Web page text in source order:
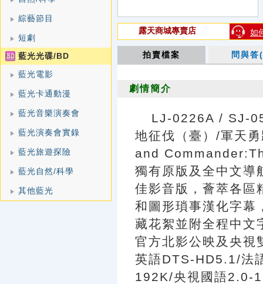
綜藝節目
短劇
藍光光碟/BD
藍光電影
藍光卡通動漫
藍光音樂演奏會
藍光演奏會實錄
藍光旅遊探險
藍光自然/科學
其他藍光
如
露天商城專賣店
拍賣檔案 問與
劇情簡介
LJ-0226A / SJ-
地征伐（臺）/軍天
and
獨有原版及全中文導
佳影音版，薈萃各區
和圖形瑣事漢化字幕
藏花絮並附全程中文
官方北影公映及央視
英語DTS-HD5.1/法
192K/央視國語2.0-